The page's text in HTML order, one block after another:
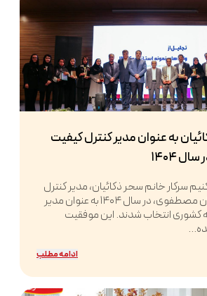
به عنوان مدیر کنترل کیفیت
۱۴۰۴
سرکار خانم سحر ذکائیان، مدیر کنترل
کیفیت شرکت زعفران مصطفوی، در سال ۱۴۰۴ به عنوان مدیر
کشوری انتخاب شدند. این موفقیت
ادامه مطلب